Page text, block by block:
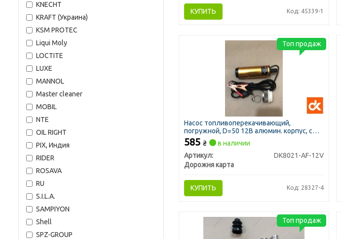
KNECHT
KRAFT (Украина)
KSM PROTEC
Liqui Moly
LOCTITE
LUXE
MANNOL
Master cleaner
MOBIL
NTE
OIL RIGHT
PIX, Индия
RIDER
ROSAVA
RU
S.I.L.A.
SAMPIYON
Shell
SPZ-GROUP
КУПИТЬ Код: 45339-1
Насос топливоперекачивающий,
погружной, D=50 12В алюмин. корпус, с
фильтром (ДК)
585 ₴
в наличии
Артикул:
DK8021-AF-12V
Дорожня карта
КУПИТЬ Код: 28327-4
Топ продаж
Топ продаж